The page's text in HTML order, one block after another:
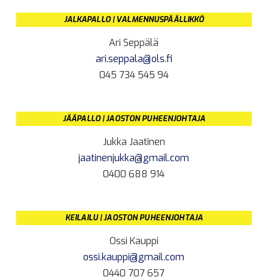
JALKAPALLO | VALMENNUSPÄÄLLIKKÖ
Ari Seppälä
ari.seppala@ols.fi
045 734 545 94
JÄÄPALLO | JAOSTON PUHEENJOHTAJA
Jukka Jaatinen
jaatinenjukka@gmail.com
0400 688 914
KEILAILU | JAOSTON PUHEENJOHTAJA
Ossi Kauppi
ossi.kauppi@gmail.com
0440 707 657